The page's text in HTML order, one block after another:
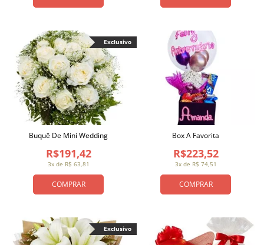
COMPRAR
3x de R$ 63,81
R$191,42
Buquê De Mini Wedding
Exclusivo
COMPRAR
3x de R$ 74,51
R$223,52
Box A Favorita
Exclusivo